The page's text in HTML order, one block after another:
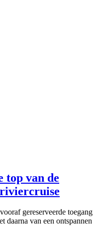
top van de
gereserveerde toegang
daarna van een ontspannen